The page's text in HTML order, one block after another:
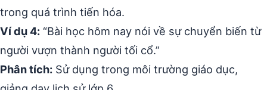
trong quá trình tiến hóa.
Ví dụ 4: “Bài học hôm nay nói về sự chuyển biến từ
người vượn thành người tối cổ.”
Phân tích: Sử dụng trong môi trường giáo dục,